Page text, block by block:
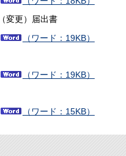
変更）届出書
（ワード：19KB）
（ワード：19KB）
（ワード：15KB）